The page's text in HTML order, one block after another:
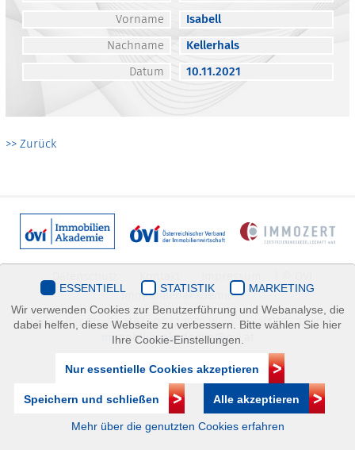
Vorname
Isabell
Nachname
Kellerhals
Datum
10.11.2021
>> Zurück
Immobilienakademie
Mariahilfer Straße 116/2.OG/2 1070 Wien | +43(1)505 32 50 |
immobilienakademie@ovi.at
ESSENTIELL STATISTIK
MARKETING
Wir verwenden Cookies zur Benutzerführung und Webanalyse, die
dabei helfen, diese Webseite zu verbessern. Bitte wählen Sie hier
Ihre Cookie-Einstellungen.
Nur essentielle Cookies akzeptieren
Speichern und schließen Alle akzeptieren
Mehr über die genutzten Cookies erfahren